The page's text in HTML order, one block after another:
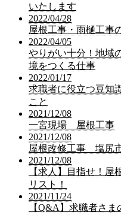
いたします
2022/04/28
屋根工事・雨樋工事
2022/04/05
やりがい十分！地域
境をつくる仕事
2022/01/17
求職者に役立つ豆知
こと
2021/12/08
一宮現場 屋根工事
2021/12/08
屋根改修工事 塩尻
2021/12/08
【求人】目指せ！屋
リスト！
2021/11/24
【Q&A】求職者さ